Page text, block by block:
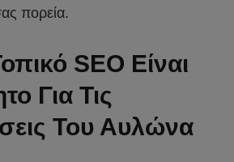
πορεία.
SEO Είναι
Για Τις
Του Αυλώνα